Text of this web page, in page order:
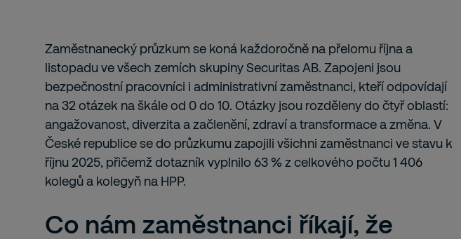
Zaměstnanecký průzkum se koná každoročně na přelomu října a
listopadu ve všech zemích skupiny Securitas AB. Zapojeni jsou
bezpečnostní pracovníci i administrativní zaměstnanci, kteří odpovídají
na 32 otázek na škále od 0 do 10. Otázky jsou rozděleny do čtyř oblastí:
angažovanost, diverzita a začlenění, zdraví a transformace a změna. V
České republice se do průzkumu zapojili všichni zaměstnanci ve stavu k
říjnu 2025, přičemž dotazník vyplnilo 63 % z celkového počtu 1 406
kolegů a kolegyň na HPP.
Co nám zaměstnanci říkají, že